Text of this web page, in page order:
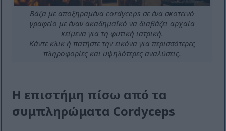
Βάζα με αποξηραμένα cordyceps σε ένα σκοτεινό
γραφείο με έναν ακαδημαϊκό να διαβάζει αρχαία
κείμενα για τη φυτική ιατρική.
Κάντε κλικ ή πατήστε την εικόνα για περισσότερες
πληροφορίες και υψηλότερες αναλύσεις.
Η επιστήμη πίσω από τα
συμπληρώματα Cordyceps